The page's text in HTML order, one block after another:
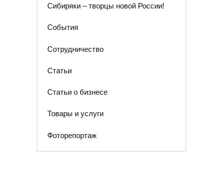
Сибиряки – творцы новой России!
События
Сотрудничество
Статьи
Статьи о бизнесе
Товары и услуги
Фоторепортаж